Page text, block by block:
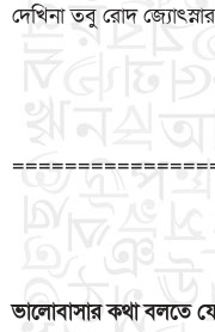
দেখিনা তবু রোদ
ভালোবাসার কথা বলতে